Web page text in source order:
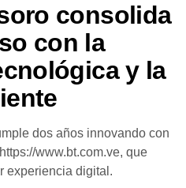
consolida
con la
y la
dos años innovando con
www.bt.com.ve, que
experiencia digital.